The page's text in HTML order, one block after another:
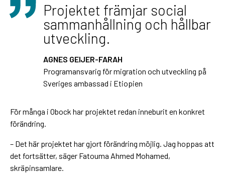
Projektet främjar social
sammanhållning och hållbar
utveckling.
AGNES GEIJER-FARAH
Programansvarig för migration och utveckling på
Sveriges ambassad i Etiopien
För många i Obock har projektet redan inneburit en konkret
förändring.
– Det här projektet har gjort förändring möjlig. Jag hoppas att
det fortsätter, säger Fatouma Ahmed Mohamed,
skräpinsamlare.